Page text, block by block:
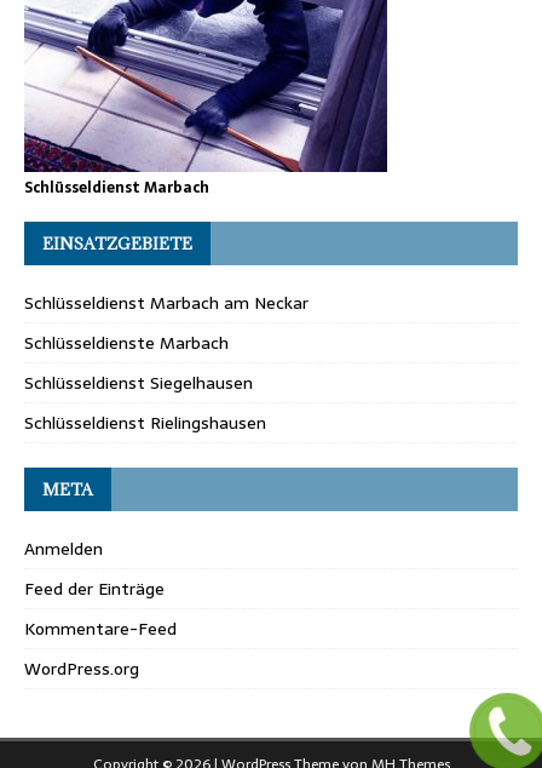
Schlüsseldienst Marbach
EINSATZGEBIETE
Schlüsseldienst Marbach am Neckar
Schlüsseldienste Marbach
Schlüsseldienst Siegelhausen
Schlüsseldienst Rielingshausen
META
Anmelden
Feed der Einträge
Kommentare-Feed
WordPress.org